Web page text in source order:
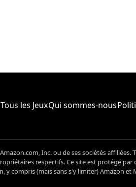
Tous les JeuxQui sommes-nous
Inc. ou de ses sociétés
respectifs. Ce site est protégé par
y compris (mais sans s'y limiter) Amazon et